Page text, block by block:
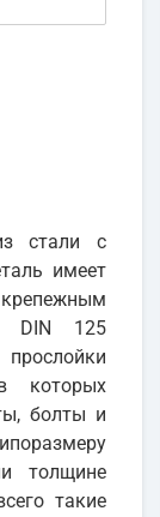
стали с
имеет
DIN 125
которых
болты и
толщине
такие